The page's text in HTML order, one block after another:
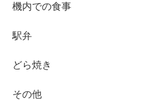
機内での食事
駅弁
どら焼き
その他